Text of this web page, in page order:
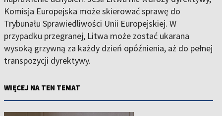
Komisja Europejska może skierować sprawę do
Trybunału Sprawiedliwości Unii Europejskiej. W
przypadku przegranej, Litwa może zostać ukarana
wysoką grzywną za każdy dzień opóźnienia, aż do pełnej
transpozycji dyrektywy.
WIĘCEJ NA TEN TEMAT